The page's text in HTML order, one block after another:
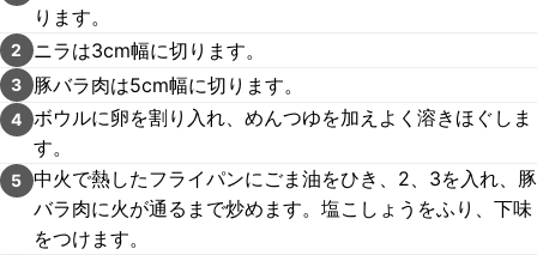
ります。
2 ニラは3cm幅に切ります。
3 豚バラ肉は5cm幅に切ります。
4 ボウルに卵を割り入れ、めんつゆを加えよく溶きほぐしま
す。
5 中火で熱したフライパンにごま油をひき、2、3を入れ、豚
バラ肉に火が通るまで炒めます。塩こしょうをふり、下味
をつけます。